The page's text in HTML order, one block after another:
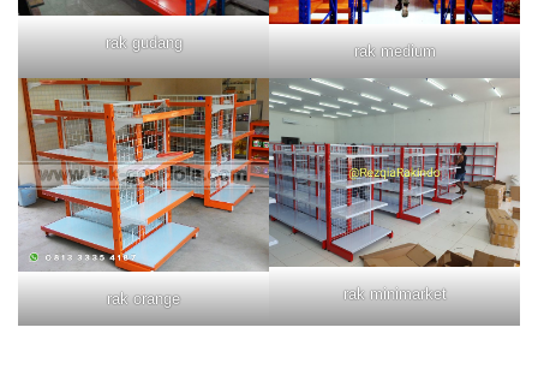
rak gudang rak medium
rak orange rak minimarket